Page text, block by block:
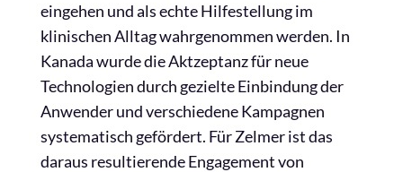
eingehen und als echte Hilfestellung im
klinischen Alltag wahrgenommen werden. In
Kanada wurde die Aktzeptanz für neue
Technologien durch gezielte Einbindung der
Anwender und verschiedene Kampagnen
systematisch gefördert. Für Zelmer ist das
daraus resultierende Engagement von